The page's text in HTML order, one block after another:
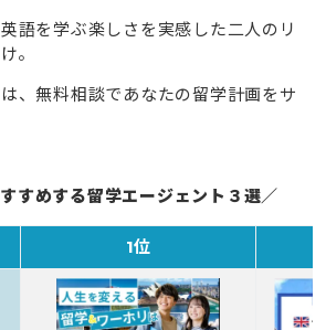
語を学ぶ楽しさを実感した二人のリ
。
、無料相談であなたの留学計画をサ
すめする留学エージェント３選／
1位